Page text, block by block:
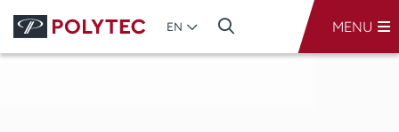
EN MENU